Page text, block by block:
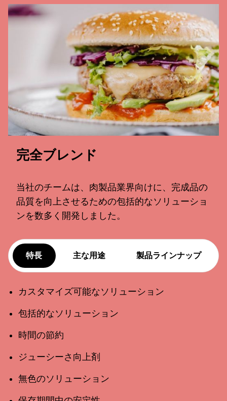
完全ブレンド
当社のチームは、肉製品業界向けに、完成品の
品質を向上させるための包括的なソリューショ
ンを数多く開発しました。
特長 主な用途 製品ラインナップ
カスタマイズ可能なソリューション
包括的なソリューション
時間の節約
ジューシーさ向上剤
無色のソリューション